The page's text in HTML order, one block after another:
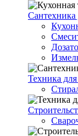
Сантехника
Техника